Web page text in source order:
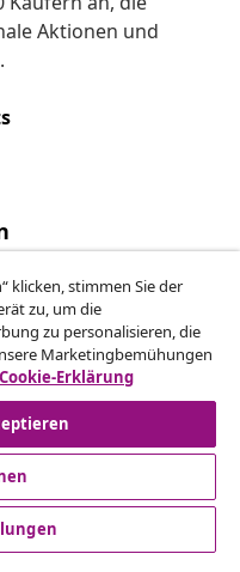
Aktionen und
klicken, stimmen Sie der
zu, um die
zu personalisieren, die
Marketingbemühungen
Erklärung